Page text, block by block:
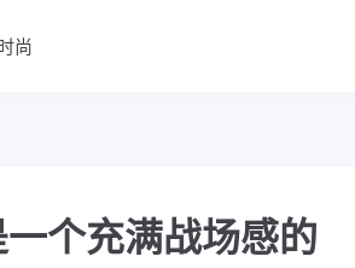
尚
个充满战场感的